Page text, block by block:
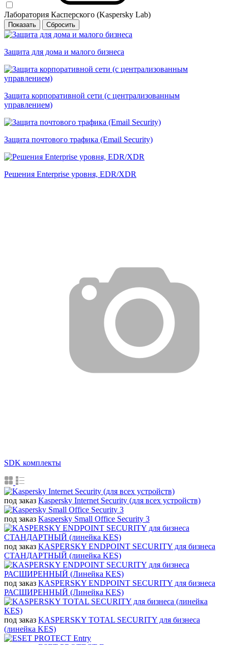
Лаборатория Касперского (Kaspersky Lab)
Защита для дома и малого бизнеса
Защита корпоративной сети (с централизованным
управлением)
Защита почтового трафика (Email Security)
Решения Enterprise уровня, EDR/XDR
SDK комплекты
под заказ Kaspersky Internet Security (для всех устройств)
под заказ Kaspersky Small Office Security 3
под заказ KASPERSKY ENDPOINT SECURITY для бизнеса
СТАНДАРТНЫЙ (линейка KES)
под заказ KASPERSKY ENDPOINT SECURITY для бизнеса
РАСШИРЕННЫЙ (Линейка KES)
под заказ KASPERSKY TOTAL SECURITY для бизнеса
(линейка KES)